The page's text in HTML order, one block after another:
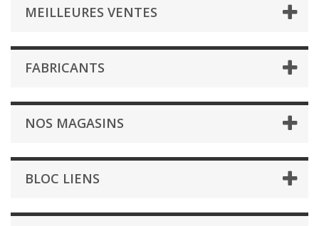
MEILLEURES VENTES
FABRICANTS
NOS MAGASINS
BLOC LIENS